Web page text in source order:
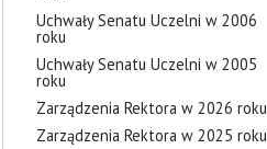
Uchwały Senatu Uczelni w 2006
roku
Uchwały Senatu Uczelni w 2005
roku
Zarządzenia Rektora w 2026 roku
Zarządzenia Rektora w 2025 roku